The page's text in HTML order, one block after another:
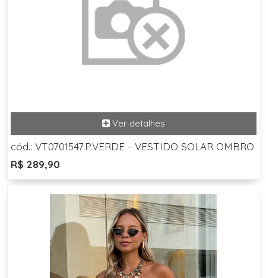
cód.: VT0701547.P.VERDE - VESTIDO SOLAR OMBRO
R$ 289,90